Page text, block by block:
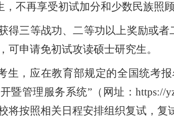
不再享受初试加分和少数民族照顾
得三等战功、二等功以上奖励或
可申请免初试攻读硕士研究生。
生，应在教育部规定的全国统考
暨管理服务系统”（网址：https://
将按照相关日程安排组织复试，复